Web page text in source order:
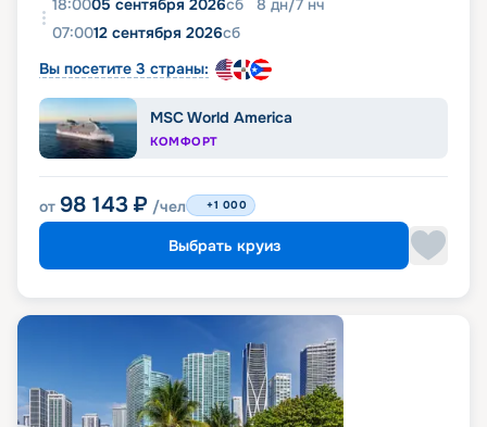
18:0005 сентября 2026сб 8 дн/7 нч
07:0012 сентября 2026сб
Вы посетите 3 страны:
MSC World America
КОМФОРТ
от 98 143 ₽ /чел +1 000
Выбрать круиз